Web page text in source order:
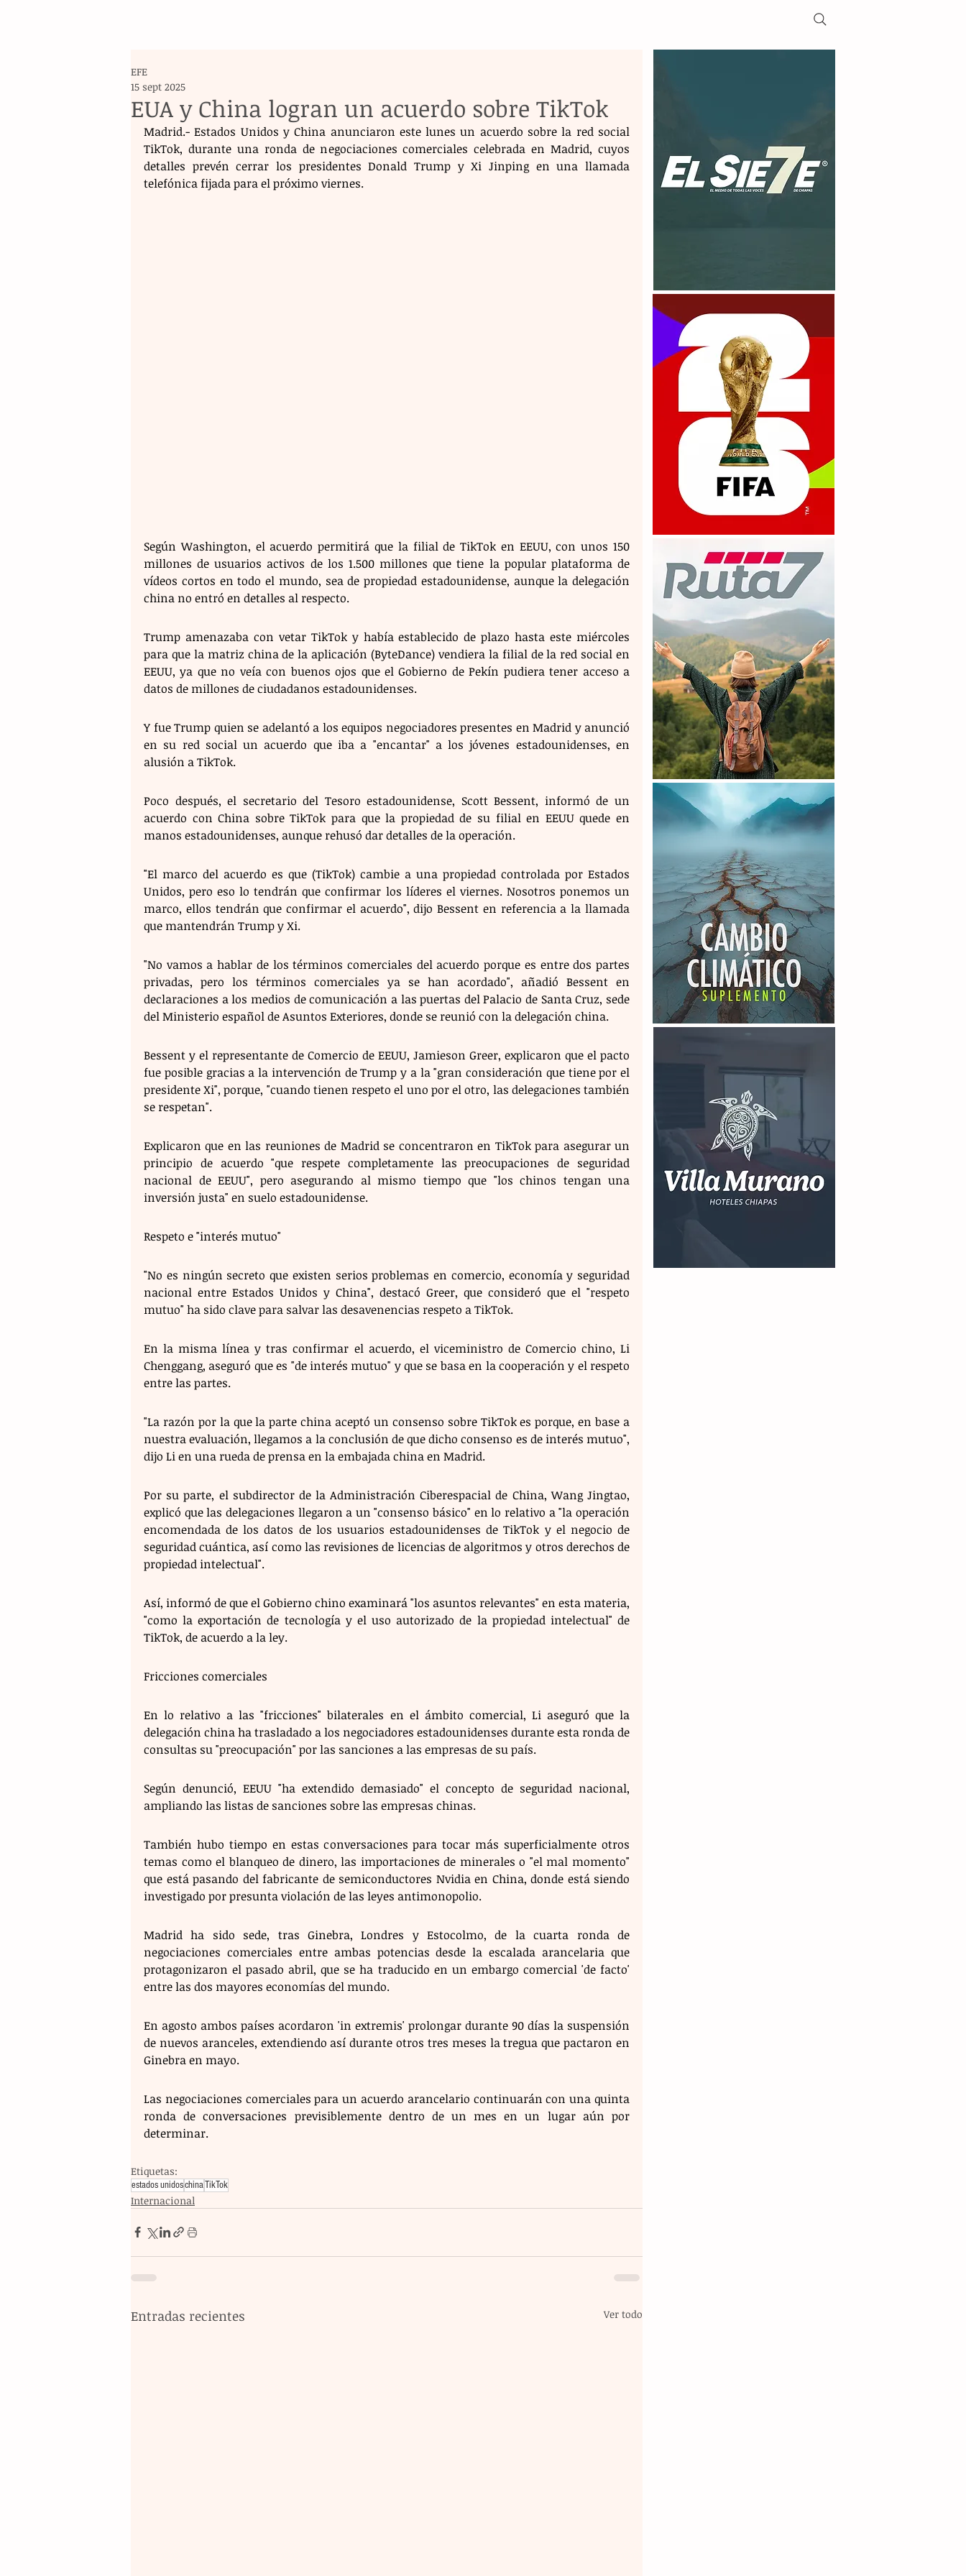
EUA y China logran un acuerdo sobre TikTok
EFE
15 sept 2025
Madrid.- Estados Unidos y China anunciaron este lunes un acuerdo sobre la red social
TikTok, durante una ronda de negociaciones comerciales celebrada en Madrid, cuyos
detalles prevén cerrar los presidentes Donald Trump y Xi Jinping en una llamada
telefónica fijada para el próximo viernes.
Según Washington, el acuerdo permitirá que la filial de TikTok en EEUU, con unos 150
millones de usuarios activos de los 1.500 millones que tiene la popular plataforma de
vídeos cortos en todo el mundo, sea de propiedad estadounidense, aunque la delegación
china no entró en detalles al respecto.
Trump amenazaba con vetar TikTok y había establecido de plazo hasta este miércoles
para que la matriz china de la aplicación (ByteDance) vendiera la filial de la red social en
EEUU, ya que no veía con buenos ojos que el Gobierno de Pekín pudiera tener acceso a
datos de millones de ciudadanos estadounidenses.
Y fue Trump quien se adelantó a los equipos negociadores presentes en Madrid y anunció
en su red social un acuerdo que iba a "encantar" a los jóvenes estadounidenses, en
alusión a TikTok.
Poco después, el secretario del Tesoro estadounidense, Scott Bessent, informó de un
acuerdo con China sobre TikTok para que la propiedad de su filial en EEUU quede en
manos estadounidenses, aunque rehusó dar detalles de la operación.
"El marco del acuerdo es que (TikTok) cambie a una propiedad controlada por Estados
Unidos, pero eso lo tendrán que confirmar los líderes el viernes. Nosotros ponemos un
marco, ellos tendrán que confirmar el acuerdo", dijo Bessent en referencia a la llamada
que mantendrán Trump y Xi.
"No vamos a hablar de los términos comerciales del acuerdo porque es entre dos partes
privadas, pero los términos comerciales ya se han acordado", añadió Bessent en
declaraciones a los medios de comunicación a las puertas del Palacio de Santa Cruz, sede
del Ministerio español de Asuntos Exteriores, donde se reunió con la delegación china.
Bessent y el representante de Comercio de EEUU, Jamieson Greer, explicaron que el pacto
fue posible gracias a la intervención de Trump y a la "gran consideración que tiene por el
presidente Xi", porque, "cuando tienen respeto el uno por el otro, las delegaciones también
se respetan".
Explicaron que en las reuniones de Madrid se concentraron en TikTok para asegurar un
principio de acuerdo "que respete completamente las preocupaciones de seguridad
nacional de EEUU", pero asegurando al mismo tiempo que "los chinos tengan una
inversión justa" en suelo estadounidense.
Respeto e "interés mutuo"
"No es ningún secreto que existen serios problemas en comercio, economía y seguridad
nacional entre Estados Unidos y China", destacó Greer, que consideró que el "respeto
mutuo" ha sido clave para salvar las desavenencias respeto a TikTok.
En la misma línea y tras confirmar el acuerdo, el viceministro de Comercio chino, Li
Chenggang, aseguró que es "de interés mutuo" y que se basa en la cooperación y el respeto
entre las partes.
"La razón por la que la parte china aceptó un consenso sobre TikTok es porque, en base a
nuestra evaluación, llegamos a la conclusión de que dicho consenso es de interés mutuo",
dijo Li en una rueda de prensa en la embajada china en Madrid.
Por su parte, el subdirector de la Administración Ciberespacial de China, Wang Jingtao,
explicó que las delegaciones llegaron a un "consenso básico" en lo relativo a "la operación
encomendada de los datos de los usuarios estadounidenses de TikTok y el negocio de
seguridad cuántica, así como las revisiones de licencias de algoritmos y otros derechos de
propiedad intelectual".
Así, informó de que el Gobierno chino examinará "los asuntos relevantes" en esta materia,
"como la exportación de tecnología y el uso autorizado de la propiedad intelectual" de
TikTok, de acuerdo a la ley.
Fricciones comerciales
En lo relativo a las "fricciones" bilaterales en el ámbito comercial, Li aseguró que la
delegación china ha trasladado a los negociadores estadounidenses durante esta ronda de
consultas su "preocupación" por las sanciones a las empresas de su país.
Según denunció, EEUU "ha extendido demasiado" el concepto de seguridad nacional,
ampliando las listas de sanciones sobre las empresas chinas.
También hubo tiempo en estas conversaciones para tocar más superficialmente otros
temas como el blanqueo de dinero, las importaciones de minerales o "el mal momento"
que está pasando del fabricante de semiconductores Nvidia en China, donde está siendo
investigado por presunta violación de las leyes antimonopolio.
Madrid ha sido sede, tras Ginebra, Londres y Estocolmo, de la cuarta ronda de
negociaciones comerciales entre ambas potencias desde la escalada arancelaria que
protagonizaron el pasado abril, que se ha traducido en un embargo comercial 'de facto'
entre las dos mayores economías del mundo.
En agosto ambos países acordaron 'in extremis' prolongar durante 90 días la suspensión
de nuevos aranceles, extendiendo así durante otros tres meses la tregua que pactaron en
Ginebra en mayo.
Las negociaciones comerciales para un acuerdo arancelario continuarán con una quinta
ronda de conversaciones previsiblemente dentro de un mes en un lugar aún por
determinar.
Etiquetas:
estados unidoschinaTikTok
Internacional
Entradas recientes Ver todo